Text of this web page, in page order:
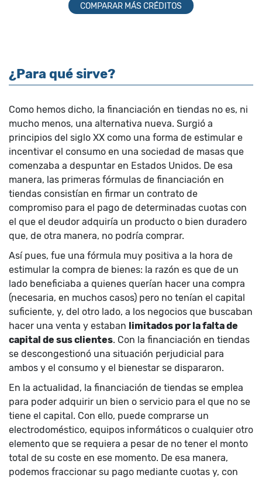
COMPARAR MÁS CRÉDITOS
¿Para qué sirve?
Como hemos dicho, la financiación en tiendas no es, ni
mucho menos, una alternativa nueva. Surgió a
principios del siglo XX como una forma de estimular e
incentivar el consumo en una sociedad de masas que
comenzaba a despuntar en Estados Unidos. De esa
manera, las primeras fórmulas de financiación en
tiendas consistían en firmar un contrato de
compromiso para el pago de determinadas cuotas con
el que el deudor adquiría un producto o bien duradero
que, de otra manera, no podría comprar.
Así pues, fue una fórmula muy positiva a la hora de
estimular la compra de bienes: la razón es que de un
lado beneficiaba a quienes querían hacer una compra
(necesaria, en muchos casos) pero no tenían el capital
suficiente, y, del otro lado, a los negocios que buscaban
hacer una venta y estaban limitados por la falta de
capital de sus clientes. Con la financiación en tiendas
se descongestionó una situación perjudicial para
ambos y el consumo y el bienestar se dispararon.
En la actualidad, la financiación de tiendas se emplea
para poder adquirir un bien o servicio para el que no se
tiene el capital. Con ello, puede comprarse un
electrodoméstico, equipos informáticos o cualquier otro
elemento que se requiera a pesar de no tener el monto
total de su coste en ese momento. De esa manera,
podemos fraccionar su pago mediante cuotas y, con